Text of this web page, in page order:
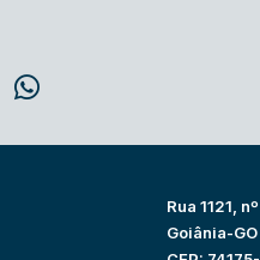
Rua 1121,
Goiânia-GO